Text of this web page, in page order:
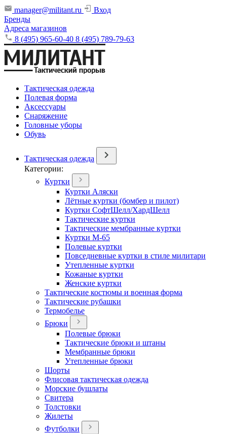
manager@militant.ru
Вход
Бренды
Адреса магазинов
8 (495) 965-60-40 8 (495) 789-79-63
Тактическая одежда
Полевая форма
Аксессуары
Снаряжение
Головные уборы
Обувь
Тактическая одежда
Категории:
Куртки
Куртки Аляски
Лётные куртки (бомбер и пилот)
Куртки СофтШелл/ХардШелл
Тактические куртки
Тактические мембранные куртки
Куртки М-65
Полевые куртки
Повседневные куртки в стиле милитари
Утепленные куртки
Кожаные куртки
Женские куртки
Тактические костюмы и военная форма
Тактические рубашки
Термобелье
Брюки
Полевые брюки
Тактические брюки и штаны
Мембранные брюки
Утепленные брюки
Шорты
Флисовая тактическая одежда
Морские бушлаты
Свитера
Толстовки
Жилеты
Футболки